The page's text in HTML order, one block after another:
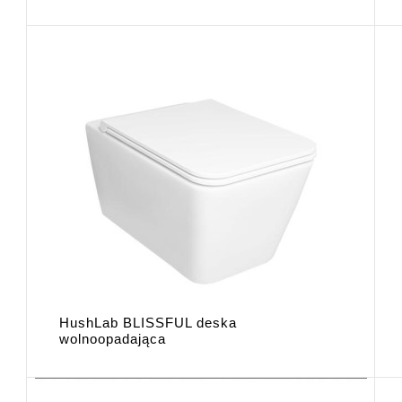
HushLab BLISSFUL deska
wolnoopadająca